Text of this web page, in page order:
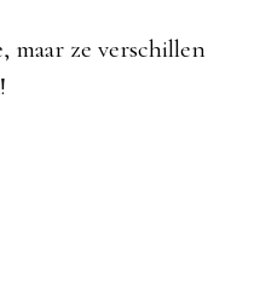
maar ze verschillen